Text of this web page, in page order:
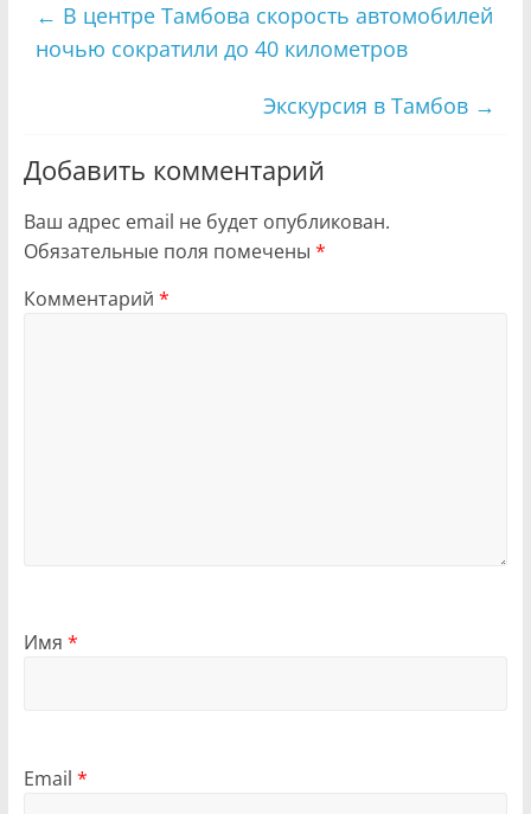
← В центре Тамбова скорость автомобилей
ночью сократили до 40 километров
Экскурсия в Тамбов →
Добавить комментарий
Ваш адрес email не будет опубликован.
Обязательные поля помечены *
Комментарий *
Имя *
Email *